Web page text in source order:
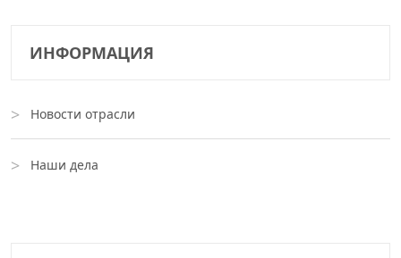
ИНФОРМАЦИЯ
Новости отрасли
Наши дела